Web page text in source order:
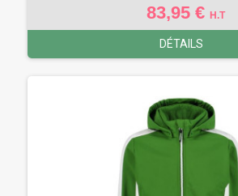
83,95 € H.T
DÉTAILS